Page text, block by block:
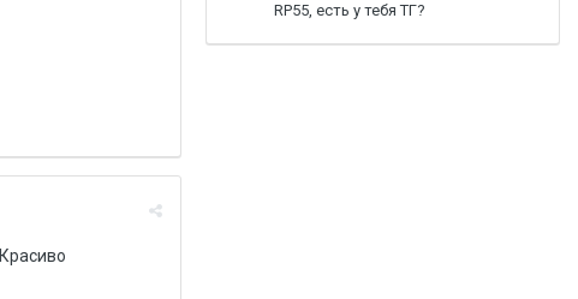
Красиво
RP55, есть у тебя ТГ?